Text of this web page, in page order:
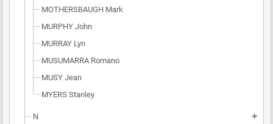
MOTHERSBAUGH Mark
MURPHY John
MURRAY Lyn
MUSUMARRA Romano
MUSY Jean
MYERS Stanley
N add